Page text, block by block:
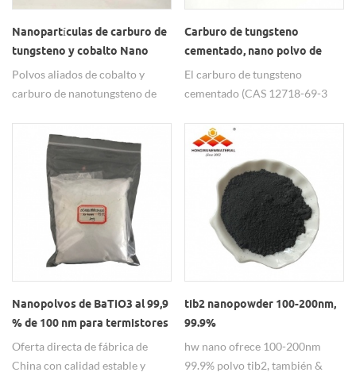
Nanopartículas de carburo de
tungsteno y cobalto Nano
WC-Co utilizadas en rodillos
Polvos aliados de cobalto y
carburo de nanotungsteno de
diferente contenido de Co
fabricados por Hongwu Nano.
El polvo Nano WC-Co se utiliza
principalmente para carburo
cementado para sinterización y
aleación de superficies por sus
excelentes propiedades.
Carburo de tungsteno
cementado, nano polvo de
cobalto de carburo de
tungsteno
El carburo de tungsteno
cementado (CAS 12718-69-3
cobalto) es un nanomaterial
muy versátil con propiedades
excepcionales y numerosas
aplicaciones. Combina la dureza
del carburo de tungsteno (WC)
con la dureza de un aglutinante
de cobalto (Co). Su alto punto de
fusión, excelente resistencia al
desgaste y resistencia superior
lo hacen ideal para
herramientas de corte, equipos
de minería y piezas resistentes
al desgaste.
Nanopolvos de BaTiO3 al 99,9
% de 100 nm para termistores
PTC
Oferta directa de fábrica de
China con calidad estable y
tib2 nanopowder 100-200nm,
99.9%
hw nano ofrece 100-200nm
99.9% polvo tib2, también &